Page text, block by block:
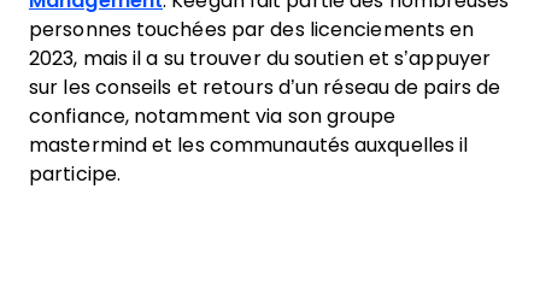
personnes touchées par des licenciements en
2023, mais il a su trouver du soutien et s’appuyer
sur les conseils et retours d’un réseau de pairs de
confiance, notamment via son groupe
mastermind et les communautés auxquelles il
participe.